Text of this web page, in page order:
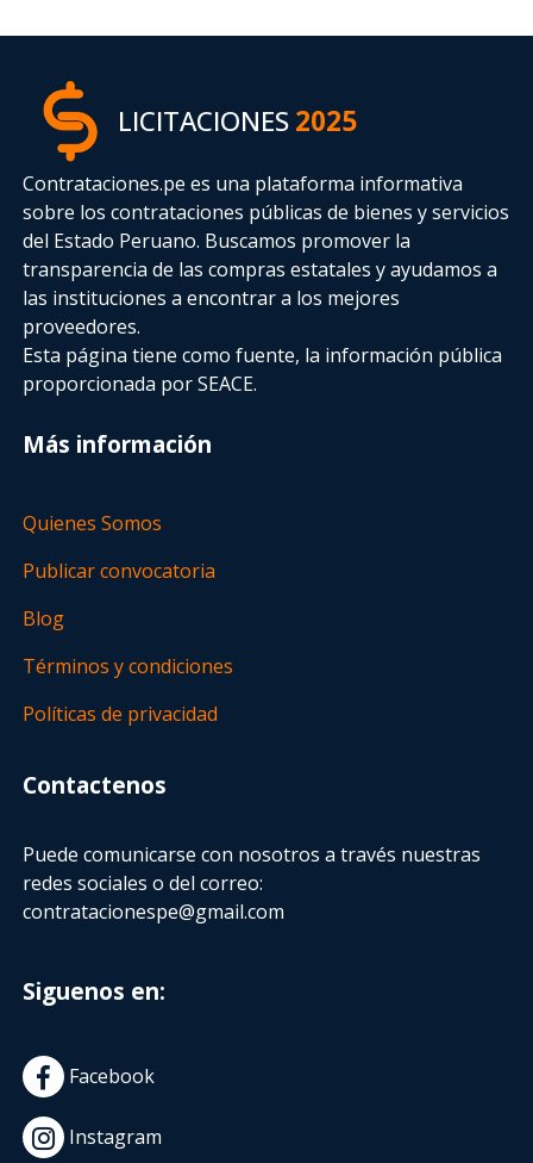
LICITACIONES2025
Contrataciones.pe es una plataforma informativa
sobre los contrataciones públicas de bienes y servicios
del Estado Peruano. Buscamos promover la
transparencia de las compras estatalesy ayudamos a
las instituciones a encontrar a los mejores
proveedores.
Esta página tiene como fuente, la información pública
proporcionada por SEACE.
Más información
Quienes Somos
Publicar convocatoria
Blog
Términos y condiciones
Políticas de privacidad
Contactenos
Puede comunicarse con nosotros a través nuestras
redes sociales o del correo:
contratacionespe@gmail.com
Siguenos en:
Facebook
Instagram